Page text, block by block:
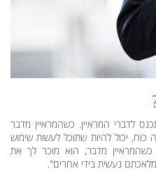
לדברי המראיין. כשהמראיין מדבר
כוח, יכול להיות שתוכל לעשות שימוש
כשהמראיין מדבר, הוא מוכר לך את
נעשית בידי אחרים".